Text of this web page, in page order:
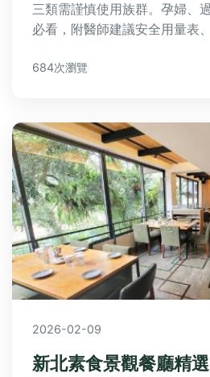
三類需謹慎使用族群。孕婦、
必看，附醫師建議安全用量表
684次瀏覽
2026-02-09
新北素食景觀餐廳精